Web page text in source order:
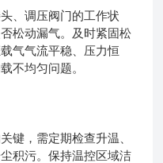
、调压阀门的工作状
松动漏气。及时紧固松
气气流平稳、压力恒
不均匀问题。
，需定期检查升温、
积污。保持温控区域洁